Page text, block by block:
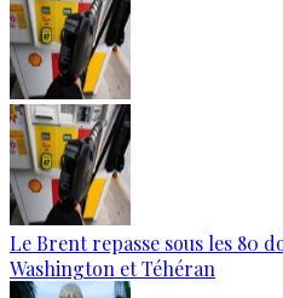
Le Brent repasse sous les 80
Washington et Téhéran